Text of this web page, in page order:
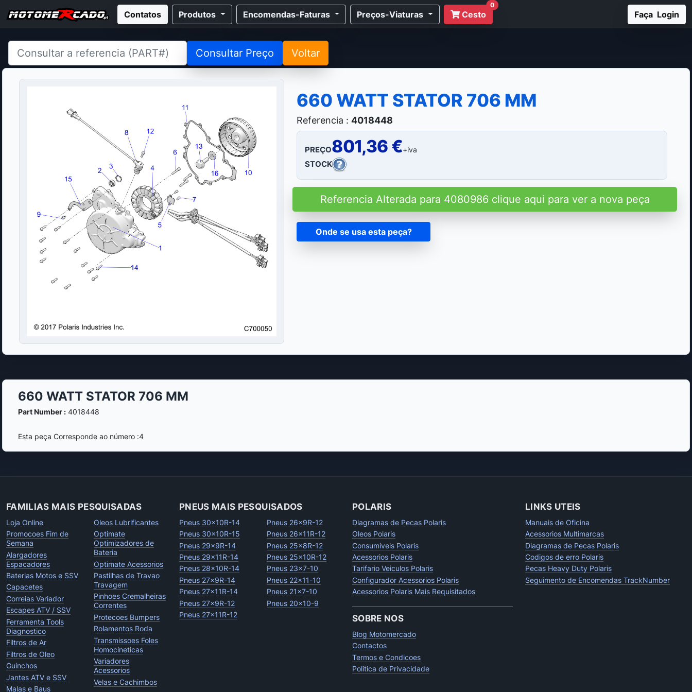
Contatos Produtos Encomendas-Faturas Preços-Viaturas Cesto
0
Faça Login
Consultar Preço Voltar
660 WATT STATOR 706 MM
Referencia : 4018448
PREÇO801,36 €+iva
STOCK
Referencia Alterada para 4080986 clique aqui para ver a nova peça
Onde se usa esta peça?
660 WATT STATOR 706 MM
Part Number :4018448
Esta peça Corresponde ao número :4
FAMILIAS MAIS PESQUISADAS
Loja Online
Promocoes Fim de
Semana
Alargadores
Espacadores
Baterias Motos e SSV
Capacetes
Correias Variador
Escapes ATV / SSV
Ferramenta Tools
Diagnostico
Filtros de Ar
Filtros de Oleo
Guinchos
Jantes ATV e SSV
Malas e Baus
Oleos Lubrificantes
Optimate
Optimizadores de
Bateria
Optimate Acessorios
Pastilhas de Travao
Travagem
Pinhoes Cremalheiras
Correntes
Protecoes Bumpers
Rolamentos Roda
Transmissoes Foles
Homocineticas
Variadores
Acessorios
Velas e Cachimbos
PNEUS MAIS PESQUISADOS
Pneus 30x10R-14
Pneus 30x10R-15
Pneus 29x9R-14
Pneus 29x11R-14
Pneus 28x10R-14
Pneus 27x9R-14
Pneus 27x11R-14
Pneus 27x9R-12
Pneus 27x11R-12
Pneus 26x9R-12
Pneus 26x11R-12
Pneus 25x8R-12
Pneus 25x10R-12
Pneus 23x7-10
Pneus 22x11-10
Pneus 21x7-10
Pneus 20x10-9
POLARIS
Diagramas de Pecas Polaris
Oleos Polaris
Consumiveis Polaris
Acessorios Polaris
Tarifario Veiculos Polaris
Configurador Acessorios Polaris
Acessorios Polaris Mais Requisitados
SOBRE NOS
Blog Motomercado
Contactos
Termos e Condicoes
Politica de Privacidade
LINKS UTEIS
Manuais de Oficina
Acessorios Multimarcas
Diagramas de Pecas Polaris
Codigos de erro Polaris
Pecas Heavy Duty Polaris
Seguimento de Encomendas TrackNumber